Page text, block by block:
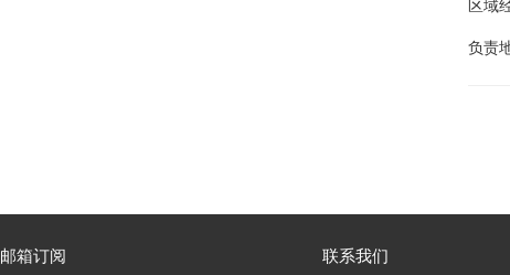
区域
负责
邮箱订阅 联系我们